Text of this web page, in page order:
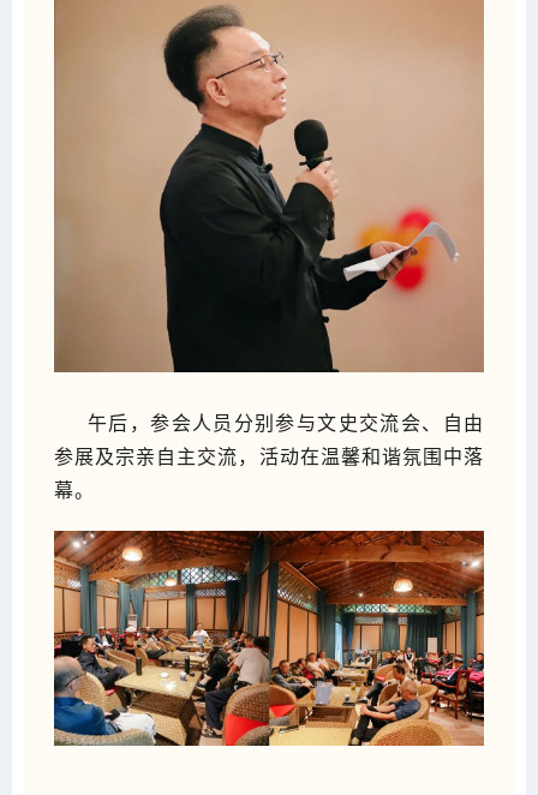
午后，参会人员分别参与文史交流会、自由
参展及宗亲自主交流，活动在温馨和谐氛围中落
幕。